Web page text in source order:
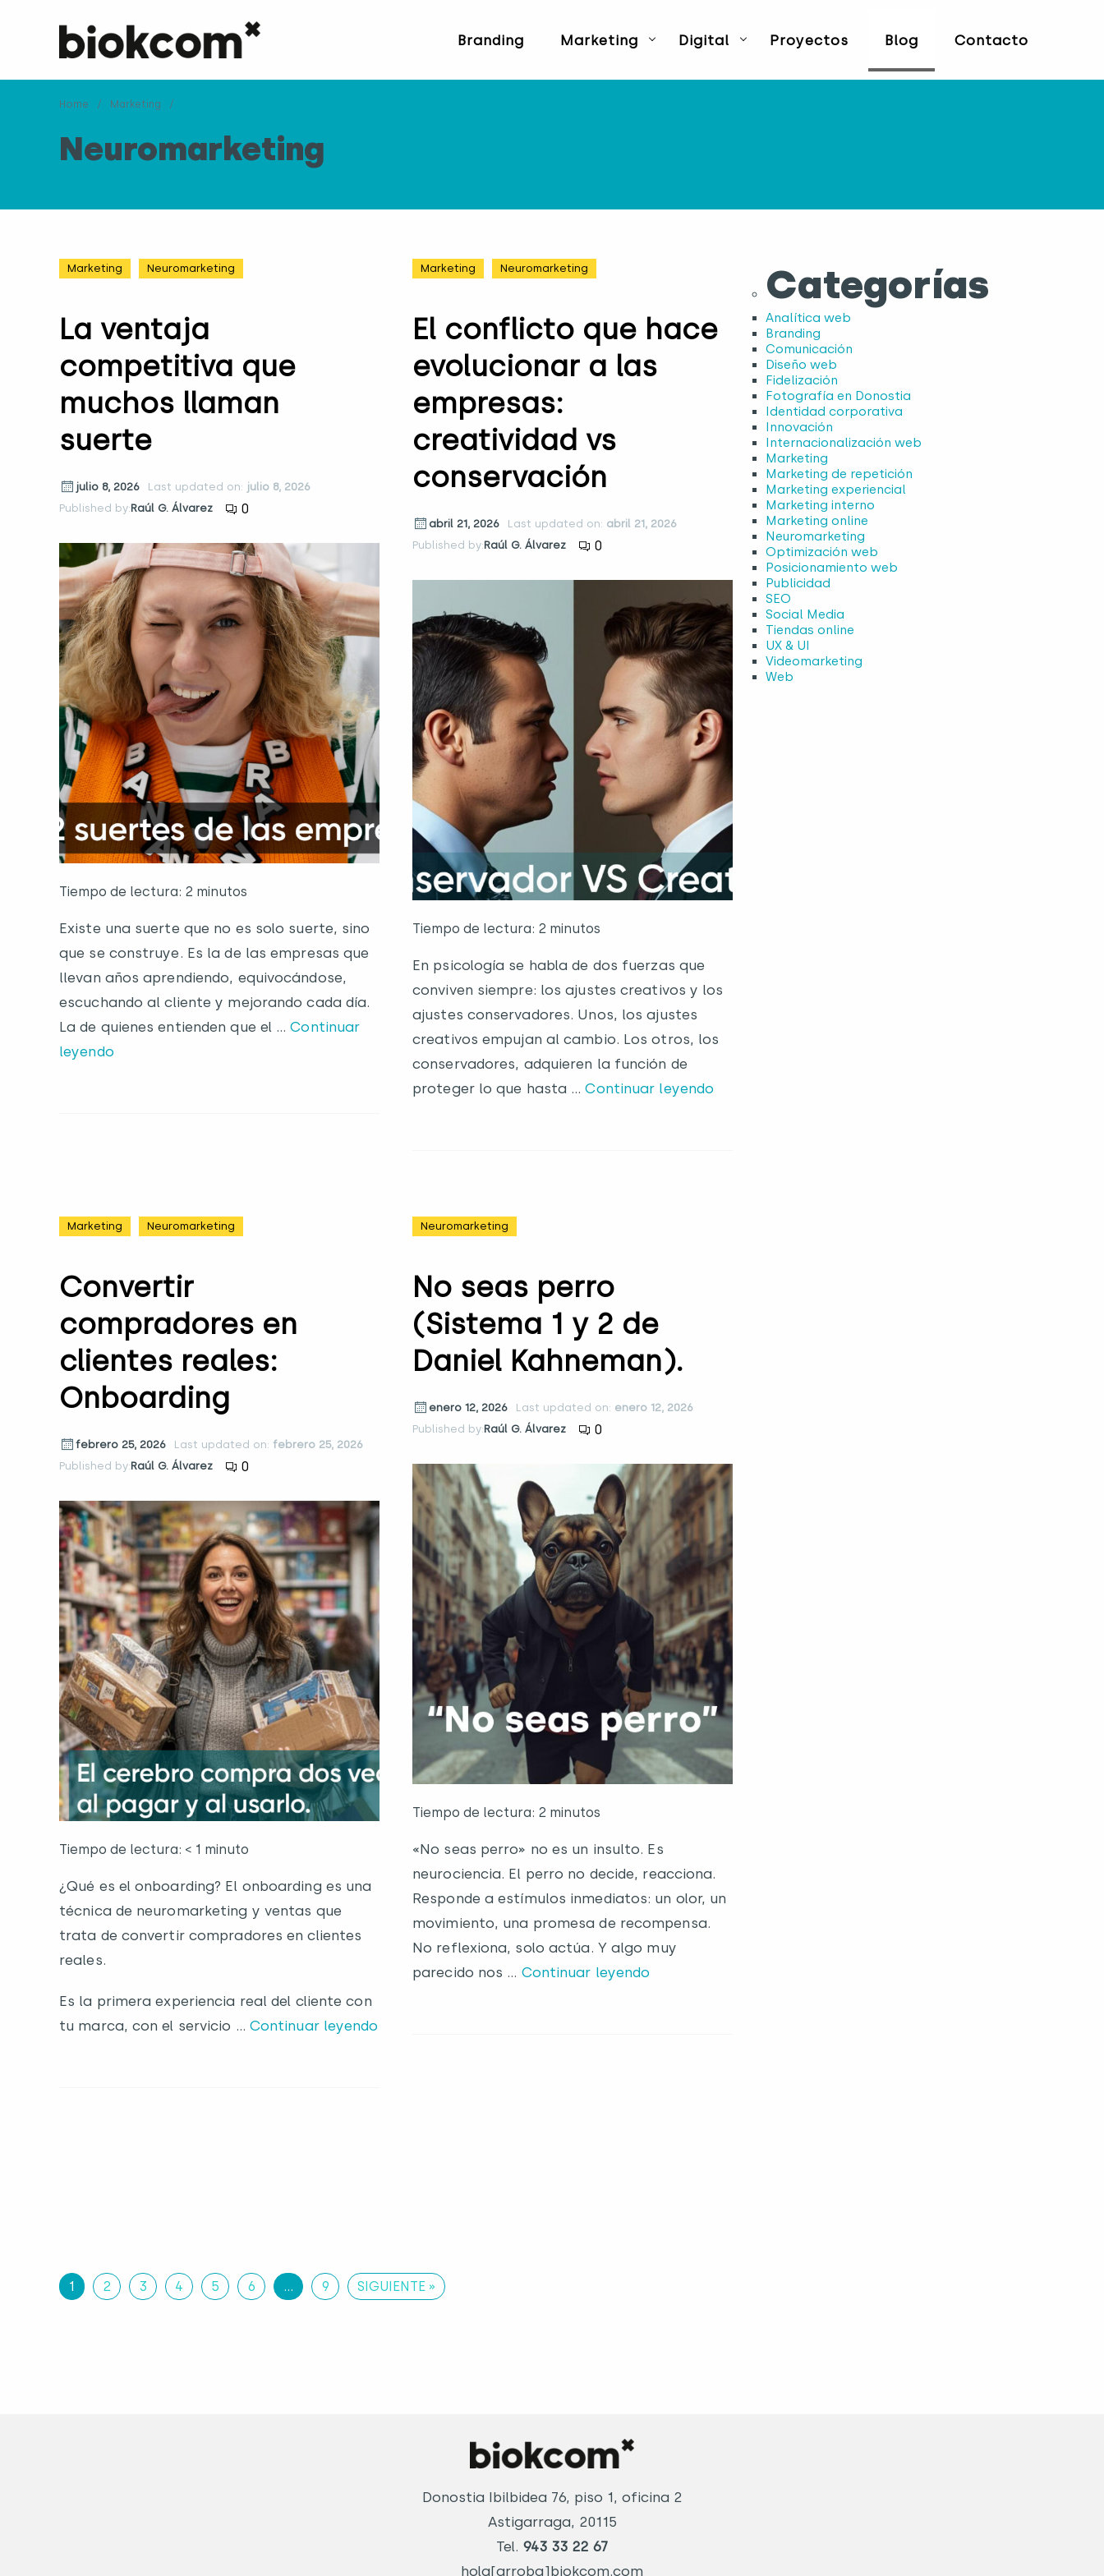
Branding Marketing Digital Proyectos Blog Contacto
Home / Marketing /
Neuromarketing
Marketing Neuromarketing
La ventaja
competitiva que
muchos llaman
suerte
julio 8, 2026 Last updated on: julio 8, 2026
Published by:Raúl G. Álvarez 0
Tiempo de lectura: 2 minutos
Existe una suerte que no es solo suerte, sino
que se construye. Es la de las empresas que
llevan años aprendiendo, equivocándose,
escuchando al cliente y mejorando cada día.
La de quienes entienden que el …Continuar
leyendo
Marketing Neuromarketing
El conflicto que hace
evolucionar a las
empresas:
creatividad vs
conservación
abril 21, 2026 Last updated on: abril 21, 2026
Published by:Raúl G. Álvarez 0
Tiempo de lectura: 2 minutos
En psicología se habla de dos fuerzas que
conviven siempre: los ajustes creativos y los
ajustes conservadores. Unos, los ajustes
creativos empujan al cambio. Los otros, los
conservadores, adquieren la función de
proteger lo que hasta …Continuar leyendo
Marketing Neuromarketing
Convertir
compradores en
clientes reales:
Onboarding
febrero 25, 2026 Last updated on: febrero 25, 2026
Published by:Raúl G. Álvarez 0
Tiempo de lectura: < 1 minuto
¿Qué es el onboarding? El onboarding es una
técnica de neuromarketing y ventas que
trata de convertir compradores en clientes
reales.
Es la primera experiencia real del cliente con
tu marca, con el servicio … Continuar leyendo
Neuromarketing
No seas perro
(Sistema 1 y 2 de
Daniel Kahneman).
enero 12, 2026 Last updated on: enero 12, 2026
Published by:Raúl G. Álvarez 0
Tiempo de lectura: 2 minutos
«No seas perro» no es un insulto. Es
neurociencia. El perro no decide, reacciona.
Responde a estímulos inmediatos: un olor, un
movimiento, una promesa de recompensa.
No reflexiona, solo actúa. Y algo muy
parecido nos … Continuar leyendo
1 2 3 4 5 6 … 9 SIGUIENTE »
Categorías
Analítica web
Branding
Comunicación
Diseño web
Fidelización
Fotografía en Donostia
Identidad corporativa
Innovación
Internacionalización web
Marketing
Marketing de repetición
Marketing experiencial
Marketing interno
Marketing online
Neuromarketing
Optimización web
Posicionamiento web
Publicidad
SEO
Social Media
Tiendas online
UX & UI
Videomarketing
Web
Donostia Ibilbidea 76, piso 1, oficina 2
Astigarraga, 20115
Tel. 943 33 22 67
hola[arroba]biokcom.com